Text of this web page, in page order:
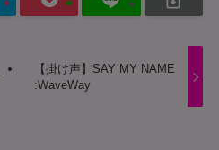
【掛け声】SAY MY NAME
:WaveWay